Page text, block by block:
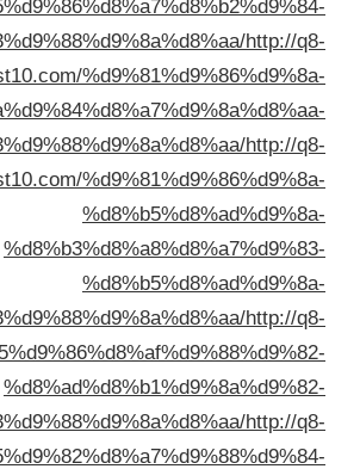
kuwait.byethost10.com/
kuwait.byethost10.com/